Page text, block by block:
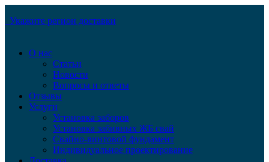
Укажите регион доставки
О нас
Статьи
Новости
Вопросы и ответы
Отзывы
Услуги
Установка заборов
Установка забивных ЖБ свай
Свайно-винтовой фундамент
Индивидуальное проектирование